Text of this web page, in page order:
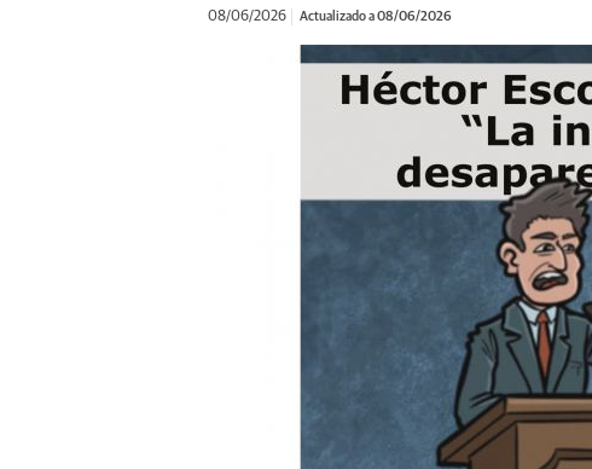
08/06/2026 Actualizado a 08/06/2026